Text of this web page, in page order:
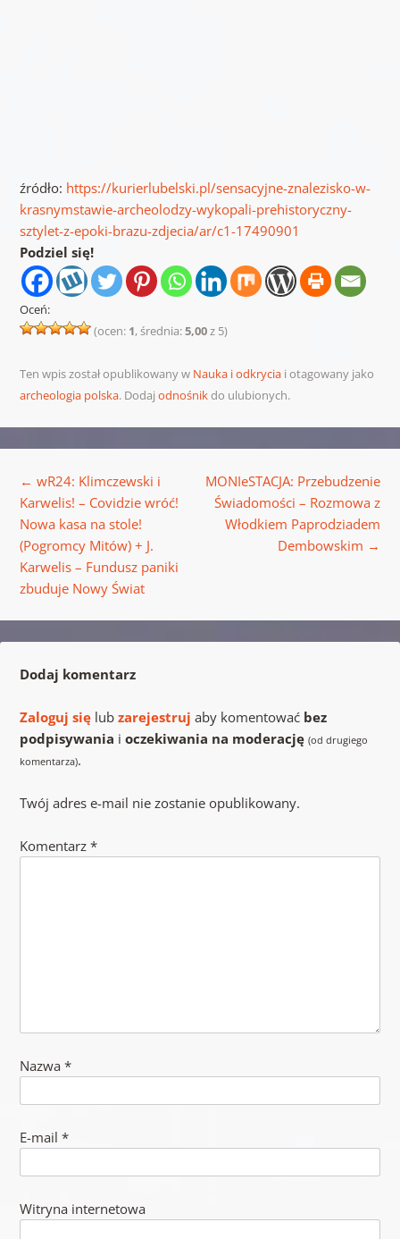
źródło: https://kurierlubelski.pl/sensacyjne-znalezisko-w-
krasnymstawie-archeolodzy-wykopali-prehistoryczny-
sztylet-z-epoki-brazu-zdjecia/ar/c1-17490901
Podziel się!
Oceń:
(ocen: 1, średnia:5,00z 5)
Ten wpis został opublikowany w Nauka i odkryciai otagowany jako
archeologia polska. Dodaj odnośnikdo ulubionych.
← wR24: Klimczewski i
Karwelis! – Covidzie wróć!
Nowa kasa na stole!
(Pogromcy Mitów) + J.
Karwelis – Fundusz paniki
zbuduje Nowy Świat
MONIeSTACJA: Przebudzenie
Świadomości – Rozmowa z
Włodkiem Paprodziadem
Dembowskim →
Dodaj komentarz
Zaloguj sięlub zarejestruj aby komentować bez
podpisywania i oczekiwania na moderację (od drugiego
komentarza).
Twój adres e-mail nie zostanie opublikowany.
Komentarz *
Nazwa *
E-mail *
Witryna internetowa